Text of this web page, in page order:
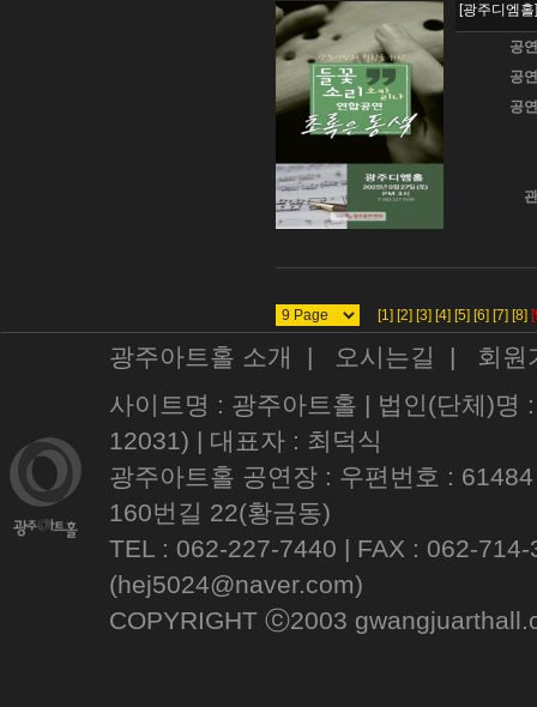
[광주디엠
공
공
공
[1] [2] [3] [4] [5] [6] [7] [8] [
광주아트홀 소개 | 오시는길 |
회원
사이트명 : 광주아트홀 | 법인(단체)명
12031) | 대표자 : 최덕식
광주아트홀 공연장 : 우편번호 :
160번길 22(황금동)
TEL : 062-227-7440 | FAX : 062-
(hej5024@naver.com)
COPYRIGHT ⓒ2003